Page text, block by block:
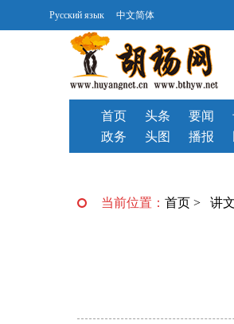
Русский язык 中文简体
首页 头条
要闻
政务
头图 播报
当前位置： 首页 > 讲